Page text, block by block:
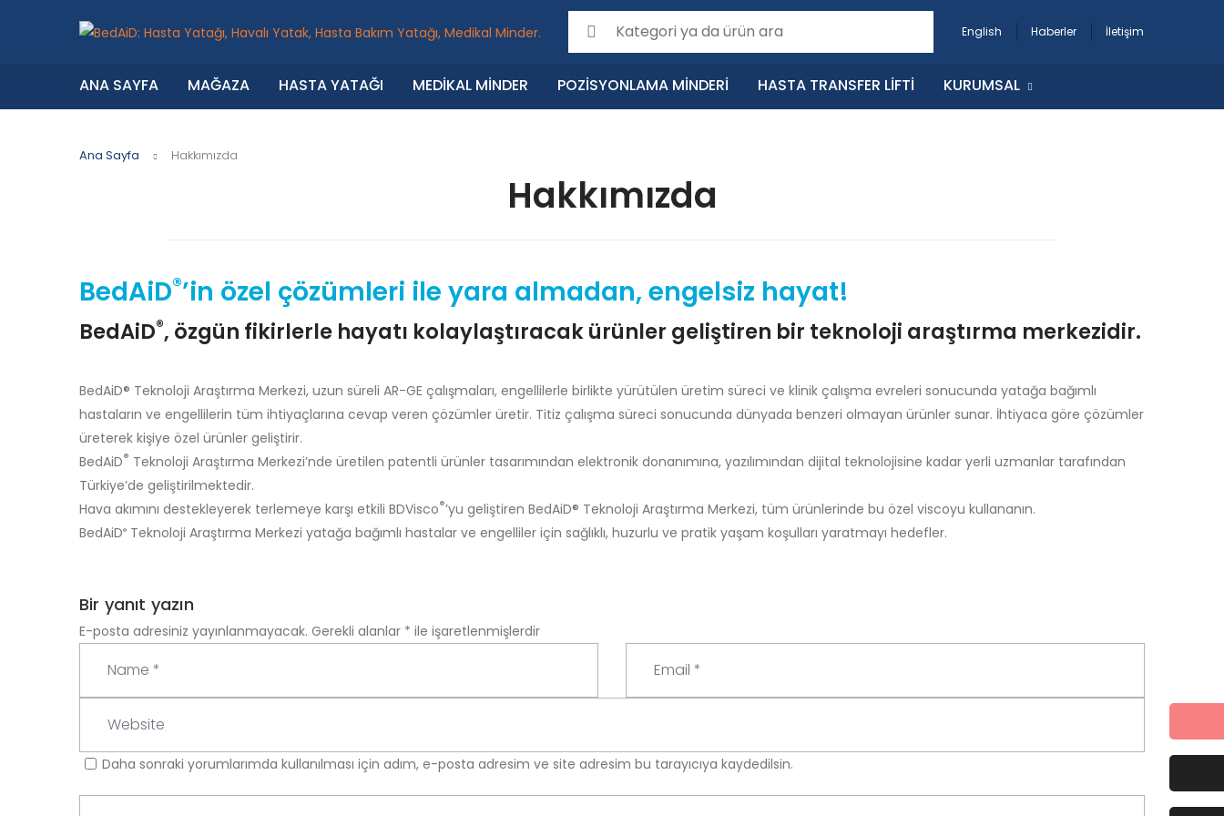
Search for:
English Haberler İletişim
ANA SAYFA MAĞAZA HASTA YATAĞI MEDIKAL MINDER POZISYONLAMA MINDERI HASTA TRANSFER LIFTI KURUMSAL
Ana Sayfa Hakkımızda
Hakkımızda
BedAiD®’in özel çözümleri ile yara almadan, engelsiz hayat!
BedAiD®, özgün fikirlerle hayatı kolaylaştıracak ürünler geliştiren bir teknoloji araştırma merkezidir.
BedAiD® Teknoloji Araştırma Merkezi, uzun süreli AR-GE çalışmaları, engellilerle birlikte yürütülen üretim süreci ve klinik çalışma evreleri sonucunda yatağa bağımlı
hastaların ve engellilerin tüm ihtiyaçlarına cevap veren çözümler üretir. Titiz çalışma süreci sonucunda dünyada benzeri olmayan ürünler sunar. İhtiyaca göre çözümler
üreterek kişiye özel ürünler geliştirir.
BedAiD® Teknoloji Araştırma Merkezi’nde üretilen patentli ürünler tasarımından elektronik donanımına, yazılımından dijital teknolojisine kadar yerli uzmanlar tarafından
Türkiye’de geliştirilmektedir.
Hava akımını destekleyerek terlemeye karşı etkili BDVisco®’yu geliştiren BedAiD® Teknoloji Araştırma Merkezi, tüm ürünlerinde bu özel viscoyu kullananın.
BedAiD® Teknoloji Araştırma Merkezi yatağa bağımlı hastalar ve engelliler için sağlıklı, huzurlu ve pratik yaşam koşulları yaratmayı hedefler.
Bir yanıt yazın
E-posta adresiniz yayınlanmayacak. Gerekli alanlar * ile işaretlenmişlerdir
m
*
a
l
*
b
Daha sonraki yorumlarımda kullanılması için adım, e-posta adresim ve site adresim bu tarayıcıya kaydedilsin.